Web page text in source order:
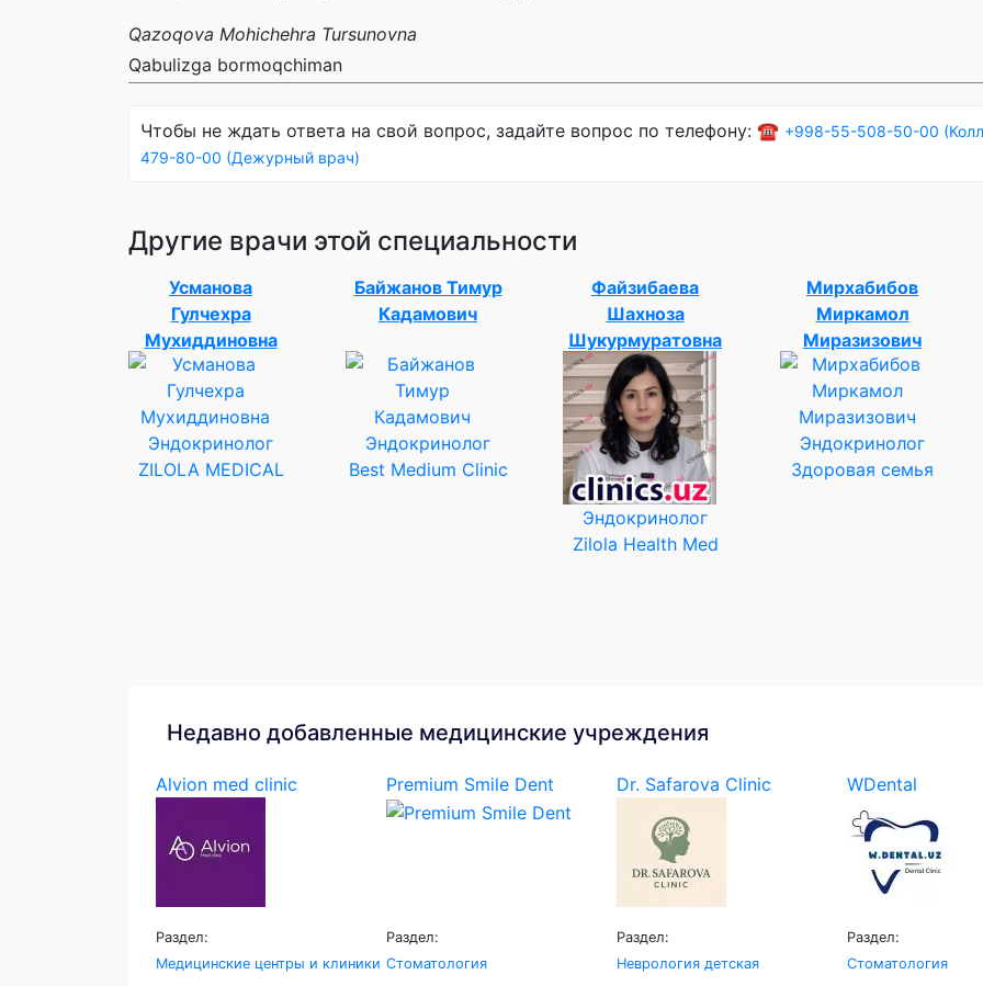
Qazoqova Mohichehra Tursunovna
Qabulizga bormoqchiman
Чтобы не ждать ответа на свой вопрос, задайте вопрос по телефону: ☎️ +998-55-508-50-00
479-80-00 (Дежурный врач)
Другие врачи этой специальности
Усманова
Гулчехра
Мухиддиновна
Эндокринолог
ZILOLA MEDICAL
Байжанов Тимур
Кадамович
Эндокринолог
Best Medium Clinic
Файзибаева
Шахноза
Шукурмуратовна
Эндокринолог
Zilola Health Med
Мирхабибов
Миркамол
Миразизович
Эндокринолог
Здоровая семья
Недавно добавленные медицинские учреждения
Alvion med clinic
Раздел:
Медицинские центры и клиники
Premium Smile Dent
Раздел:
Стоматология
Dr. Safarova Clinic
Раздел:
Неврология детская
WDental
Раздел:
Стоматология